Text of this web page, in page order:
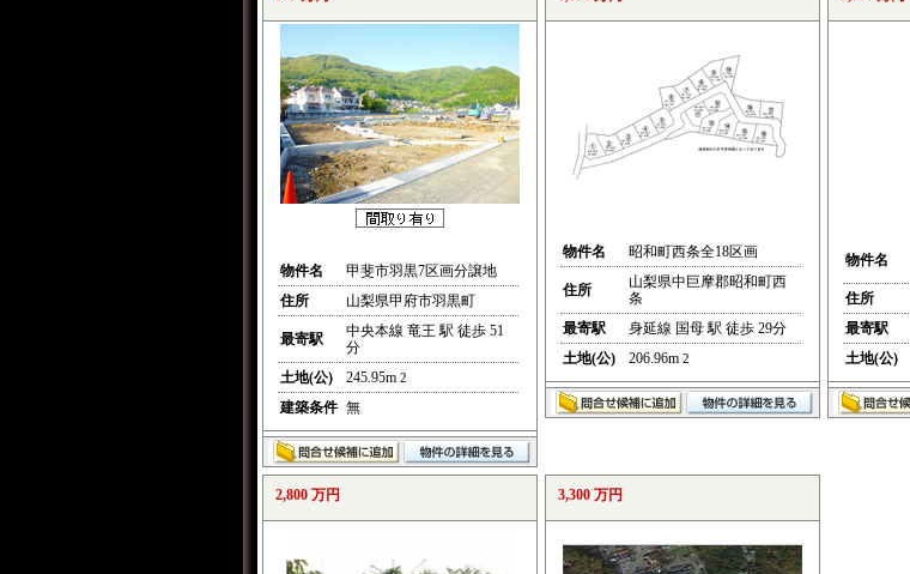
物件名
甲斐市羽黒7区画分譲地
住所
山梨県甲府市羽黒町
最寄駅
中央本線 竜王 駅 徒歩 51
分
土地(公)
245.95m 2
建築条件 無
物件名 昭和町西条全18区画
住所
山梨県中巨摩郡昭和町西
条
最寄駅
身延線 国母 駅 徒歩 29分
土地(公)
206.96m 2
物件名
住所
最寄駅
土地(公)
2,800 万円 3,300 万円